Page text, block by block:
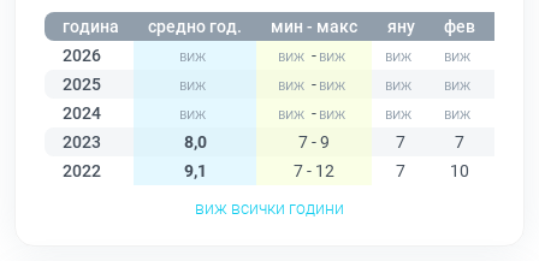
година средно год. мин - макс яну фев
2026
-
2025
-
2024
-
2023
8,0 7 - 9 7 7
2022
9,1 7 - 12 7 10
виж всички години